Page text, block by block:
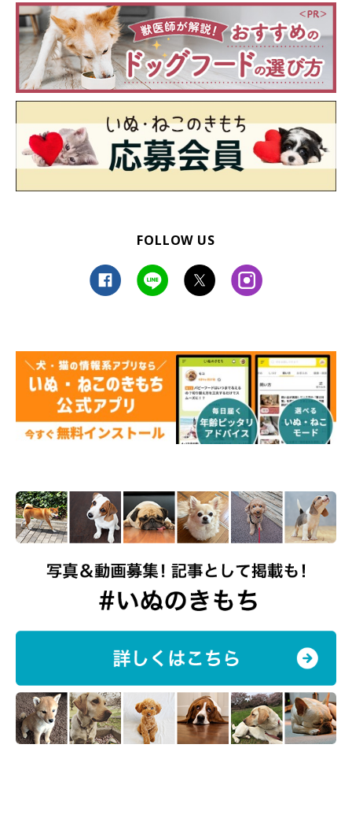
シャンプーでふわふわに…♡
@rosetheme_
ぜひ覗いてみてくださいね♪
参照／Twitter（ @rosetheme_）
文／二宮ねこむ
FOLLOW US